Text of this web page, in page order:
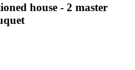
house - 2 master